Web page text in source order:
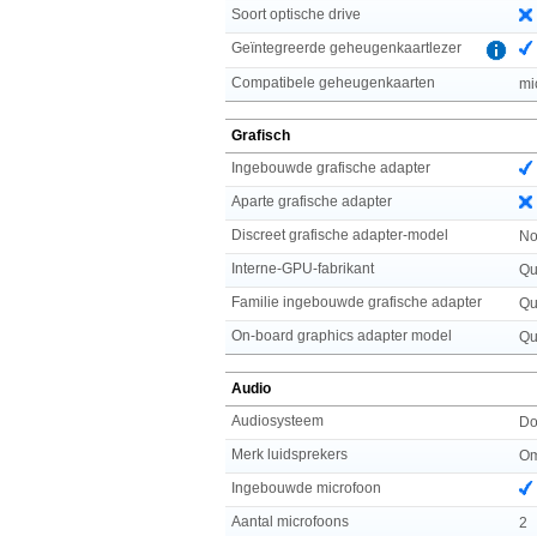
Soort optische drive
Geïntegreerde geheugenkaartlezer
Compatibele geheugenkaarten
Grafisch
Ingebouwde grafische adapter
Aparte grafische adapter
Discreet grafische adapter-model
Interne-GPU-fabrikant
Familie ingebouwde grafische adapter
On-board graphics adapter model
Audio
Audiosysteem
Merk luidsprekers
Ingebouwde microfoon
Aantal microfoons
2